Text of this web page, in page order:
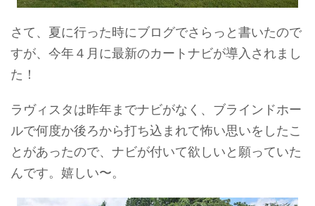
さて、夏に行った時にブログでさらっと書いたので
すが、今年４月に最新のカートナビが導入されまし
た！
ラヴィスタは昨年までナビがなく、ブラインドホー
ルで何度か後ろから打ち込まれて怖い思いをしたこ
とがあったので、ナビが付いて欲しいと願っていた
んです。嬉しい〜。